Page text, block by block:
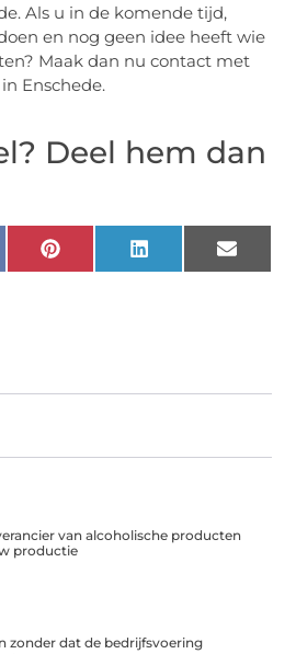
Als u in de komende tijd,
en nog geen idee heeft wie
Maak dan nu contact met
Enschede.
Deel hem dan
PinterestLinkedIn Email
van alcoholische producten
productie
zonder dat de bedrijfsvoering